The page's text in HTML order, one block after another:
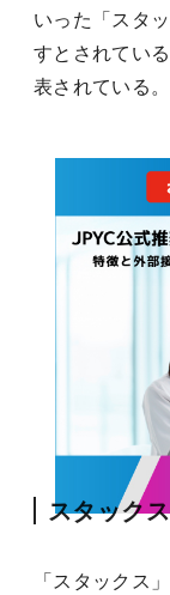
いった「スタ
すとされてい
表されている。
スタック
「スタックス